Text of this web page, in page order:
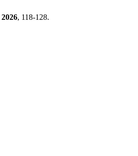
2026, 118-128.